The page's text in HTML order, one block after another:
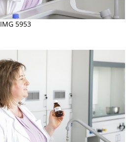
IMG 5953